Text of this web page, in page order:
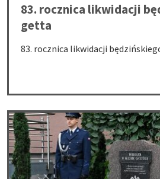
83. rocznica likwidacji
getta
83. rocznica likwidacji
Oddali hołd sierż. Grzegorzowi